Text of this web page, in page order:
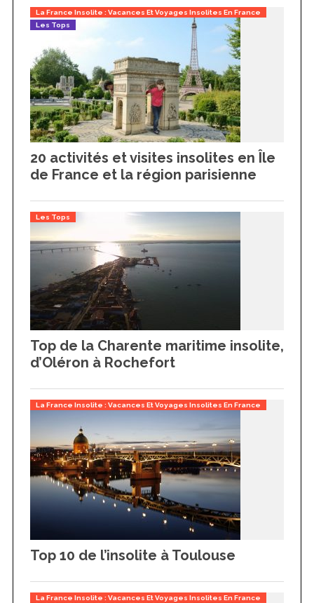
La France Insolite : Vacances Et Voyages Insolites En France
Les Tops
20 activités et visites insolites en Île
de France et la région parisienne
Les Tops
Top de la Charente maritime insolite,
d’Oléron à Rochefort
La France Insolite : Vacances Et Voyages Insolites En France
Top 10 de l’insolite à Toulouse
La France Insolite : Vacances Et Voyages Insolites En France